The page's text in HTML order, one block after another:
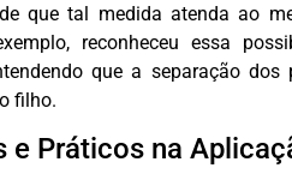
que tal medida atenda ao
reconheceu essa
que a separação
filho.
e Práticos na